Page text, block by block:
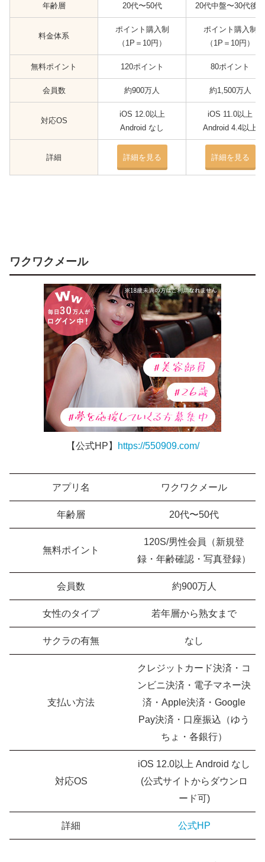
年齢層 20代〜50代 20代中盤〜30代後半
料金体系
ポイント購入制
（1P＝10円）
ポイント購入制
（1P＝10円）
無料ポイント 120ポイント 80ポイント
会員数 約900万人 約1,500万人
対応OS
iOS 12.0以上
Android なし
iOS 11.0以上
Android 4.4以上
詳細 詳細を見る 詳細を見る
ワクワクメール
【公式HP】 https://550909.com/
アプリ名 ワクワクメール
年齢層 20代〜50代
無料ポイント
120S/男性会員（新規登
録・年齢確認・写真登録）
会員数 約900万人
女性のタイプ 若年層から熟女まで
サクラの有無 なし
支払い方法
クレジットカード決済・コ
ンビニ決済・電子マネー決
済・Apple決済・Google
Pay決済・口座振込（ゆう
ちょ・各銀行）
対応OS
iOS 12.0以上 Android なし
(公式サイトからダウンロ
ード可)
詳細 公式HP